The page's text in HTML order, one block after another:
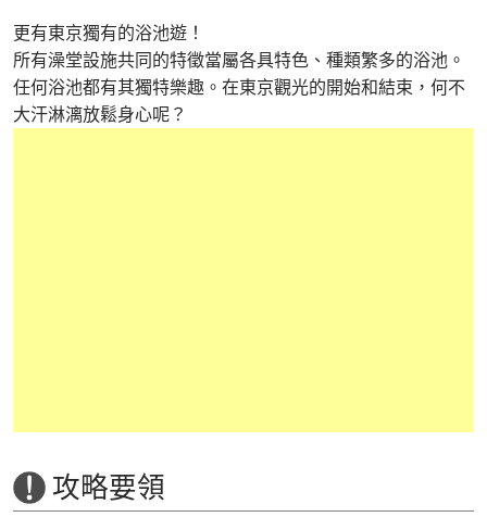
更有東京獨有的浴池遊！
所有澡堂設施共同的特徵當屬各具特色、種類繁多的浴池。
任何浴池都有其獨特樂趣。在東京觀光的開始和結束，何不
大汗淋漓放鬆身心呢？
攻略要領